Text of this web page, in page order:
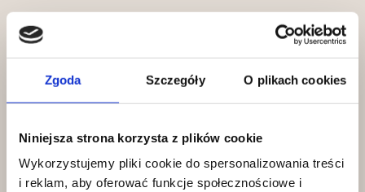
Zgoda Szczegóły O plikach cookies
Niniejsza strona korzysta z plików cookie
Wykorzystujemy pliki cookie do spersonalizowania treści
i reklam, aby oferować funkcje społecznościowe i
treningowy
dopasowujemy do Twoich celów i